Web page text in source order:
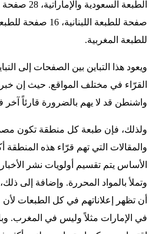
للطبعة المغربية.
ويعود هذا التباين بين الصفحات إلى
القرّاء في مختلف المواقع. حيث إن
واشنطن قد لا يهم بالضرورة قارئاً آخر
ولذلك، فإن طبعة كل منطقة تكون
والمقالات التي تهم قرّاء هذه
الأساس يتم تقسيم أولويات نشر
وتملأ بالمواد المحررة. وإضافة إلى
أن تظهر إعلاناتهم في كل الطبعات
في الإمارات مثلاً وليس في المغرب.